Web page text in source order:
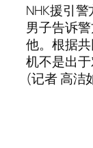
NHK援引
男子告诉
他。根据
机不是出于
(记者 高洁